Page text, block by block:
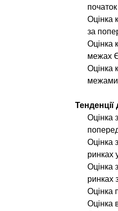
Оцінка
за
Оцінка
межах
Оцінка
межами
Тенденції
Оцінка
Оцінка
ринках
Оцінка
ринках
Оцінка
Оцінка